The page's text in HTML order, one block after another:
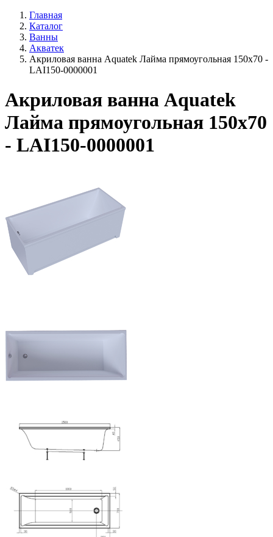
Главная
Каталог
Ванны
Акватек
Акриловая ванна Aquatek Лайма прямоугольная 150х70 -
LAI150-0000001
Акриловая ванна Aquatek
Лайма прямоугольная 150х70
- LAI150-0000001